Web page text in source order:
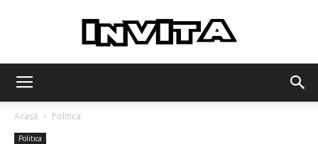
Acasă Politica
Politica